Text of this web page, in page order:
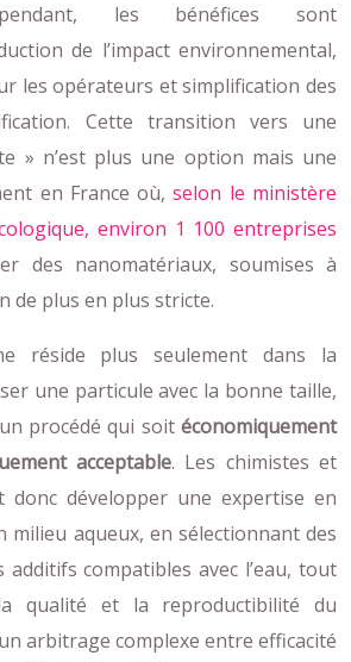
les bénéfices sont
de l’impact environnemental,
les opérateurs et simplification des
Cette transition vers une
» n’est plus une option mais une
en France où,selon le ministère
environ 1 100 entreprises
des nanomatériaux, soumises à
de plus en plus stricte.
réside plus seulement dans la
une particule avec la bonne taille,
procédé qui soit économiquement
acceptable. Les chimistes et
donc développer une expertise en
milieu aqueux, en sélectionnant des
compatibles avec l’eau, tout
qualité et la reproductibilité du
arbitrage complexe entre efficacité